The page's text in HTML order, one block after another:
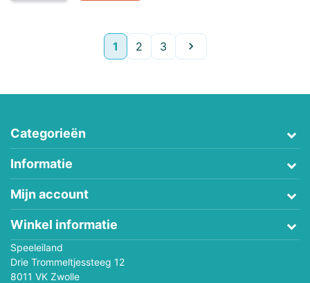
1 2 3 Volgende

Categorieën
Informatie
Mijn account
Winkel informatie
Speeleiland
Drie Trommeltjessteeg 12
8011 VK Zwolle